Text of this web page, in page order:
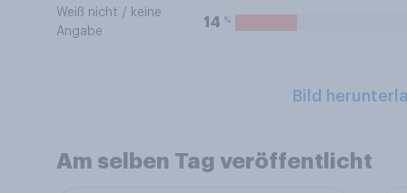
Weiß nicht / keine
Angabe
14 %
Bild
Am selben Tag veröffentlicht